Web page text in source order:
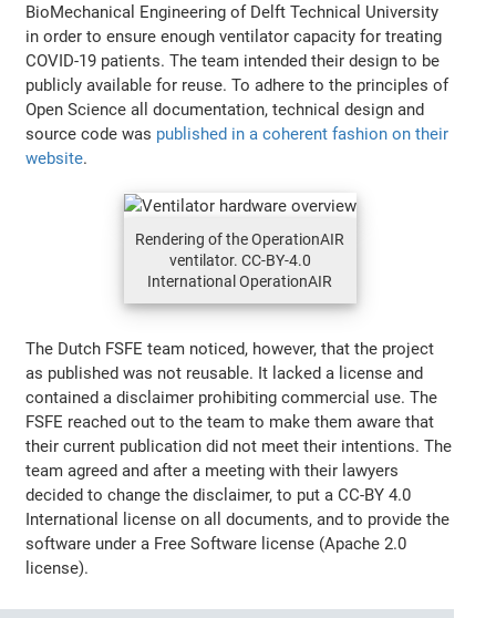
BioMechanical Engineering of Delft Technical University
in order to ensure enough ventilator capacity for treating
COVID-19 patients. The team intended their design to be
publicly available for reuse. To adhere to the principles of
Open Science all documentation, technical design and
source code was published in a coherent fashion on their
website.
Rendering of the OperationAIR
ventilator. CC-BY-4.0
International OperationAIR
The Dutch FSFE team noticed, however, that the project
as published was not reusable. It lacked a license and
contained a disclaimer prohibiting commercial use. The
FSFE reached out to the team to make them aware that
their current publication did not meet their intentions. The
team agreed and after a meeting with their lawyers
decided to change the disclaimer, to put a CC-BY 4.0
International license on all documents, and to provide the
software under a Free Software license (Apache 2.0
license).